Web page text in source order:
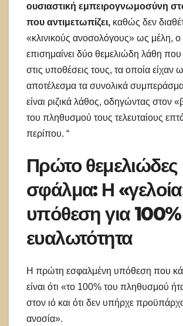
ουσιαστική εμπειρογνωμοσύνη
που αντιμετωπίζει, καθώς δεν
«κλινικούς ανοσολόγους» ως μέλη,
επισημαίνει δύο θεμελιώδη λάθη που
στις υποθέσεις τους, τα οποία είχαν
αποτέλεσμα τα συνολικά
είναι ριζικά λάθος, οδηγώντας στον
του πληθυσμού τους τελευταίους
περίπου. “
Πρώτο θεμελιώδες
σφάλμα: Η
υπόθεση για 100%
ευαλωτότητα
Η πρώτη εσφαλμένη υπόθεση που
είναι ότι «το 100% του πληθυσμού
στον ιό και ότι δεν υπήρχε
ανοσία».